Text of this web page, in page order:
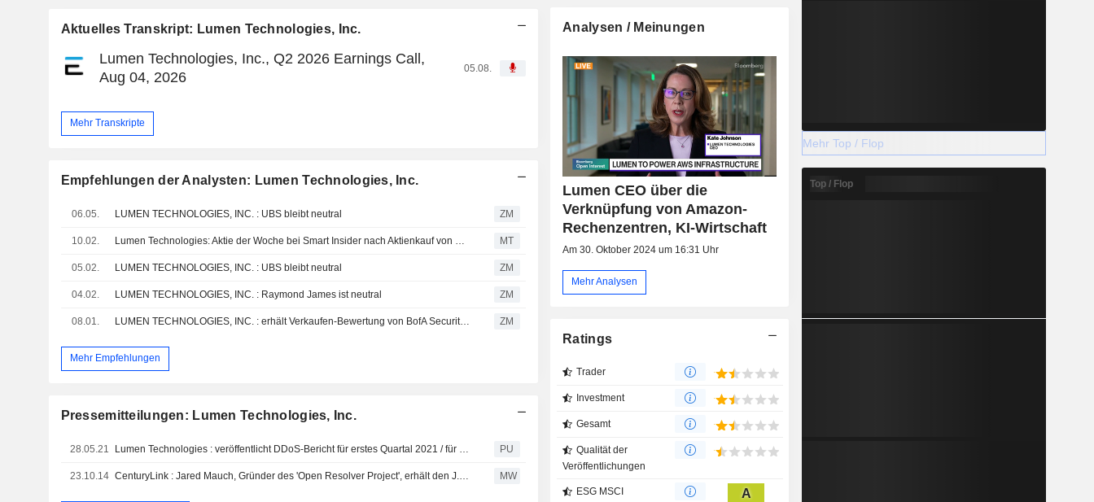
Aktuelles Transkript: Lumen Technologies, Inc.
Lumen Technologies, Inc., Q2 2026 Earnings Call,
Aug 04, 2026
05.08.
Mehr Transkripte
Empfehlungen der Analysten: Lumen Technologies, Inc.
06.05. LUMEN TECHNOLOGIES, INC. : UBS bleibt neutral ZM
10.02. MT
05.02. LUMEN TECHNOLOGIES, INC. : UBS bleibt neutral ZM
04.02. LUMEN TECHNOLOGIES, INC. : Raymond James ist neutral ZM
08.01. ZM
Mehr Empfehlungen
Pressemitteilungen: Lumen Technologies, Inc.
28.05.21 Lumen Technologies : veröffentlicht DDoS-Bericht für erstes Quartal 2021 / für Q1 2021 PU
23.10.14 CenturyLink : Jared Mauch, Gründer des 'Open Resolver Project', erhält den J.D. Falk Award der M3AAWG für die Identifizierung gefährdeter Systeme MW
Analysen / Meinungen
Lumen CEO über die
Verknüpfung von Amazon-
Rechenzentren, KI-Wirtschaft
Am 30. Oktober 2024 um 16:31 Uhr
Mehr Analysen
Ratings
Trader
Investment
Gesamt
Qualität der
Veröffentlichungen
ESG MSCI A
Mehr Top / Flop
Top / Flop